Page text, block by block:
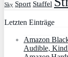
Sky Sport Staffel
Letzten Einträge
Amazon
Audible,